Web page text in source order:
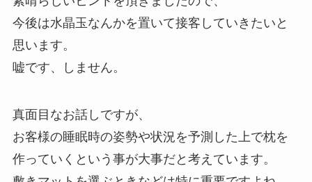
今後は水晶玉なんかを置いて接客していきたいと
思います。
嘘です、しません。
真面目なお話しですが、
お客様の睡眠時の姿勢や状況を予測した上で枕を
作っていくという事が大事だと考えています。